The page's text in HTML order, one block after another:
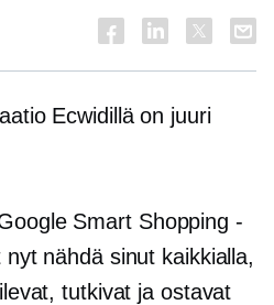
Ecwidillä on juuri
Smart Shopping -
nähdä sinut kaikkialla,
tutkivat ja ostavat